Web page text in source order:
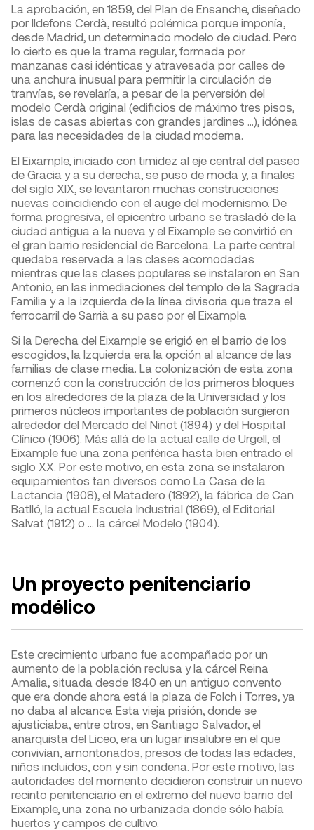
La aprobación, en 1859, del Plan de Ensanche, diseñado
por Ildefons Cerdà, resultó polémica porque imponía,
desde Madrid, un determinado modelo de ciudad. Pero
lo cierto es que la trama regular, formada por
manzanas casi idénticas y atravesada por calles de
una anchura inusual para permitir la circulación de
tranvías, se revelaría, a pesar de la perversión del
modelo Cerdà original (edificios de máximo tres pisos,
islas de casas abiertas con grandes jardines …), idónea
para las necesidades de la ciudad moderna.
El Eixample, iniciado con timidez al eje central del paseo
de Gracia y a su derecha, se puso de moda y, a finales
del siglo XIX, se levantaron muchas construcciones
nuevas coincidiendo con el auge del modernismo. De
forma progresiva, el epicentro urbano se trasladó de la
ciudad antigua a la nueva y el Eixample se convirtió en
el gran barrio residencial de Barcelona. La parte central
quedaba reservada a las clases acomodadas
mientras que las clases populares se instalaron en San
Antonio, en las inmediaciones del templo de la Sagrada
Familia y a la izquierda de la línea divisoria que traza el
ferrocarril de Sarrià a su paso por el Eixample.
Si la Derecha del Eixample se erigió en el barrio de los
escogidos, la Izquierda era la opción al alcance de las
familias de clase media. La colonización de esta zona
comenzó con la construcción de los primeros bloques
en los alrededores de la plaza de la Universidad y los
primeros núcleos importantes de población surgieron
alrededor del Mercado del Ninot (1894) y del Hospital
Clínico (1906). Más allá de la actual calle de Urgell, el
Eixample fue una zona periférica hasta bien entrado el
siglo XX. Por este motivo, en esta zona se instalaron
equipamientos tan diversos como La Casa de la
Lactancia (1908), el Matadero (1892), la fábrica de Can
Batlló, la actual Escuela Industrial (1869), el Editorial
Salvat (1912) o … la cárcel Modelo (1904).
Un proyecto penitenciario
modélico
Este crecimiento urbano fue acompañado por un
aumento de la población reclusa y la cárcel Reina
Amalia, situada desde 1840 en un antiguo convento
que era donde ahora está la plaza de Folch i Torres, ya
no daba al alcance. Esta vieja prisión, donde se
ajusticiaba, entre otros, en Santiago Salvador, el
anarquista del Liceo, era un lugar insalubre en el que
convivían, amontonados, presos de todas las edades,
niños incluidos, con y sin condena. Por este motivo, las
autoridades del momento decidieron construir un nuevo
recinto penitenciario en el extremo del nuevo barrio del
Eixample, una zona no urbanizada donde sólo había
huertos y campos de cultivo.